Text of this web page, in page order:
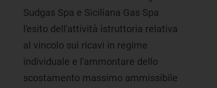
Sudgas Spa e Siciliana Gas Spa
l'esito dell'attività istruttoria relativa
al vincolo sui ricavi in regime
individuale e l'ammontare dello
scostamento massimo ammissibile